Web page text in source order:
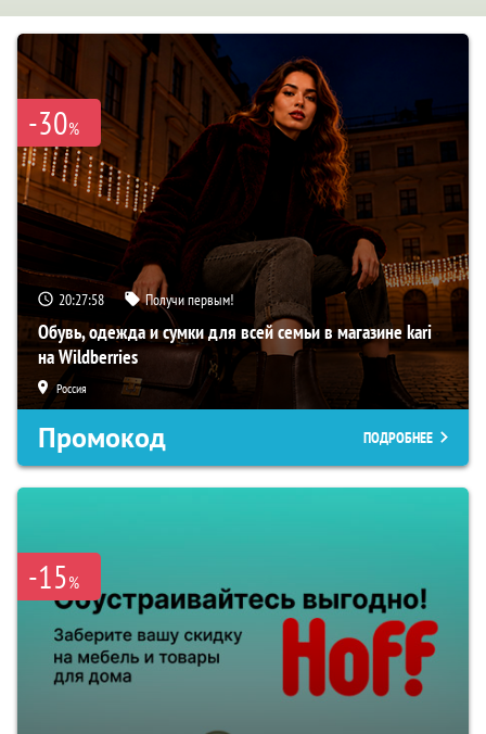
-30%
20:27:57 Получи первым!
Обувь, одежда и сумки для всей семьи в магазине kari
на Wildberries
Россия
Промокод ПОДРОБНЕЕ
-15%